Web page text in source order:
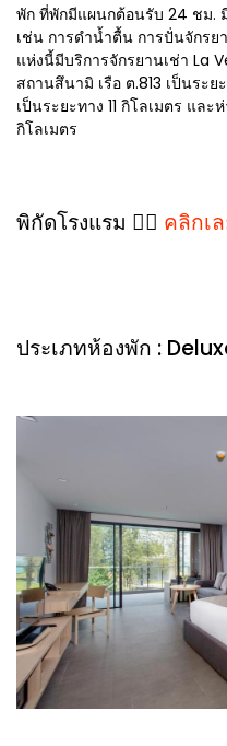
พัก ที่พักมีแผนกต้อนรับ 24 ชม.
เช่น การดำน้ำตื้น การปั่นจักร
แห่งนี้มีบริการจักรยานเช่า La
สถานสึนามิ เรือ ต.813 เป็นระ
เป็นระยะทาง 11 กิโลเมตร แล
กิโลเมตร
พิกัดโรงแรม 👉🏻 คลิกเ
ประเภทห้องพัก :